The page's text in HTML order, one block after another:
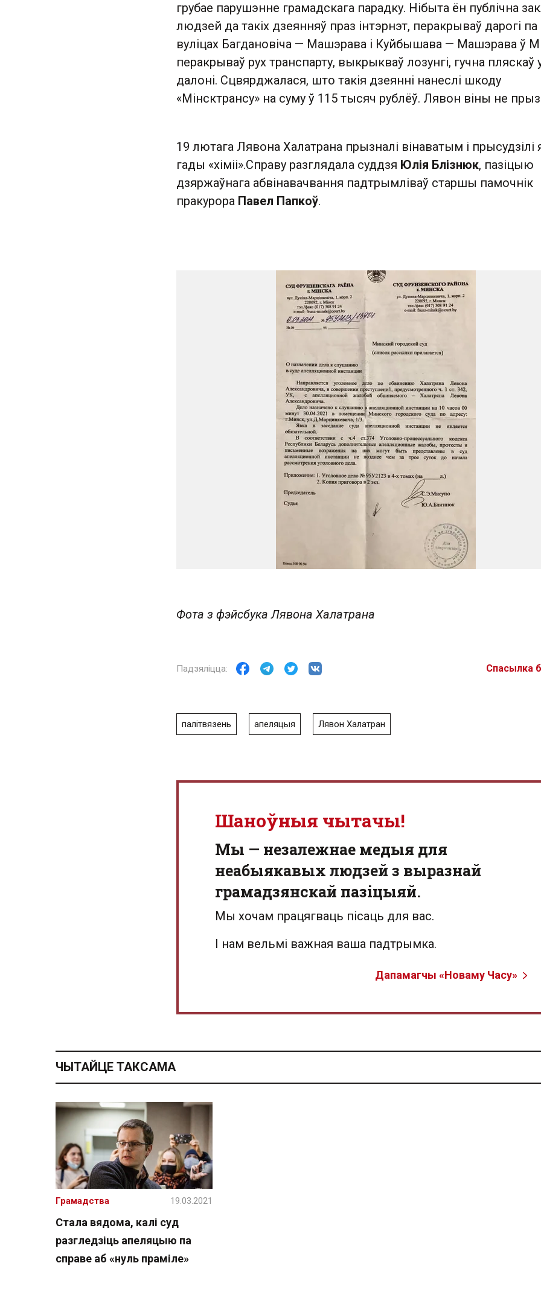
грубае парушэнне грамадскага парадку. Нібыта ён публічна
людзей да такіх дзеянняў праз інтэрнэт, перакрываў дарогі па
вуліцах Багдановіча — Машэрава і Куйбышава — Машэрава ў
перакрываў рух транспарту, выкрыкваў лозунгі, гучна пляскаў
далоні. Сцвярджалася, што такія дзеянні нанеслі шкоду
«Мінсктрансу» на суму ў 115 тысяч рублёў. Лявон віны не
19 лютага Лявона Халатрана прызналі вінаватым і прысудзілі
гады «хіміі» .Справу разглядала суддзя Юлія Блізнюк, пазіцыю
дзяржаўнага абвінавачвання падтрымліваў старшы памочнік
пракурора Павел Папкоў.
Фота з фэйсбука Лявона Халатрана
Спасылка
палітвязень апеляцыя Лявон Халатран
Шаноўныя чытачы!
Мы — незалежнае медыя для
неабыякавых людзей з выразнай
грамадзянскай пазіцыяй.
Мы хочам працягваць пісаць для вас.
І нам вельмі важная ваша падтрымка.
Дапамагчы «Новаму Часу»
ЧЫТАЙЦЕ ТАКСАМА
Стала вядома, калі суд
разгледзіць апеляцыю па
справе аб «нуль праміле»
Грамадства 19.03.2021